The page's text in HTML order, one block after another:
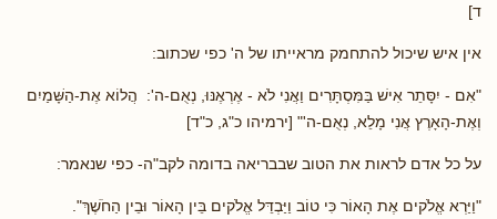
ד]
אין איש שיכול להתחמק מראייתו של ה' כפי שכתוב:
"אִם - יִסָּתֵר אִישׁ בַּמִּסְתָּרִים וַאֲנִי לֹא - אֶרְאֶנּוּ, נְאֻם-ה': הֲלוֹא אֶת-הַשָּׁמַיִם
וְאֶת-הָאָרֶץ אֲנִי מָלֵא, נְאֻם-ה'" [ירמיהו כ"ג, כ"ד]
על כל אדם לראות את הטוב שבבריאה בדומה לקב"ה- כפי שנאמר:
"וַיַּרְא אֱלֹקים אֶת הָאוֹר כִּי טוֹב וַיַּבְדֵּל אֱלֹקים בֵּין הָאוֹר וּבֵין הַחֹשֶׁךְ".